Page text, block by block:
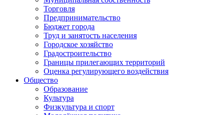
Торговля
Предпринимательство
Бюджет города
Труд и занятость населения
Городское хозяйство
Градостроительство
Границы прилегающих территорий
Оценка регулирующего воздействия
Общество
Образование
Культура
Физкультура и спорт